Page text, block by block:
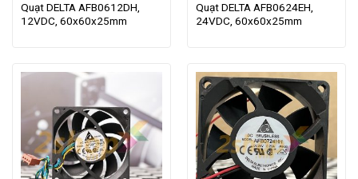
Quạt DELTA AFB0612DH,
12VDC, 60x60x25mm
Quạt DELTA AFB0624EH,
24VDC, 60x60x25mm